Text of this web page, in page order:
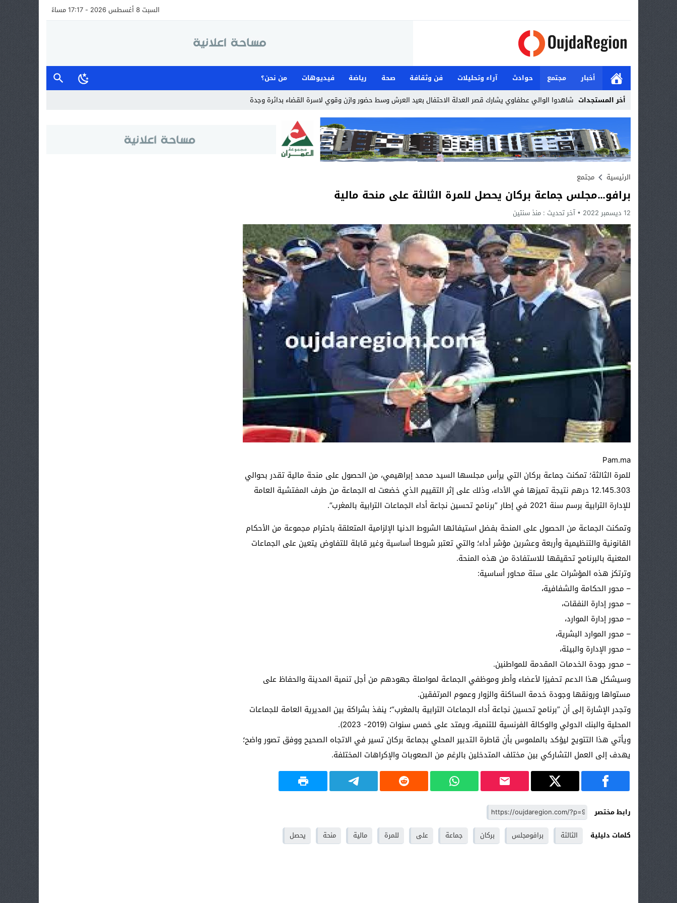
السبت 8 أغسطس 2026 - 17:17 مساءً
أخبار مجتمع حوادث آراء وتحليلات فن وثقافة صحة رياضة فيديوهات
من نحن؟
أخر المستجدات شاهدوا الوالي عطفاوي يشارك قصر العدلة الاحتفال بعيد العرش وسط حضور وازن وقوي لاسرة القضاء بدائرة وجدة
Stop
Previous
Next
الرئيسية
مجتمع
برافو…مجلس جماعة بركان يحصل للمرة الثالثة على منحة مالية
12 ديسمبر 2022 آخر تحديث : منذ سنتين
Pam.ma
للمرة الثالثة؛ تمكنت جماعة بركان التي يرأس مجلسها السيد محمد إبراهيمي، من الحصول على منحة مالية تقدر بحوالي
12.145.303 درهم نتيجة تميزها في الأداء، وذلك على إثر التقييم الذي خضعت له الجماعة من طرف المفتشية العامة
للإدارة الترابية برسم سنة 2021 في إطار ”برنامج تحسين نجاعة أداء الجماعات الترابية بالمغرب“.
وتمكنت الجماعة من الحصول على المنحة بفضل استيفائها الشروط الدنيا الإلزامية المتعلقة باحترام مجموعة من الأحكام
القانونية والتنظيمية وأربعة وعشرين مؤشر أداء؛ والتي تعتبر شروطا أساسية وغير قابلة للتفاوض يتعين على الجماعات
المعنية بالبرنامج تحقيقها للاستفادة من هذه المنحة.
وترتكز هذه المؤشرات على ستة محاور أساسية:
– محور الحكامة والشفافية،
– محور إدارة النفقات،
– محور إدارة الموارد،
– محور الموارد البشرية،
– محور الإدارة والبيئة،
– محور جودة الخدمات المقدمة للمواطنين.
وسيشكل هذا الدعم تحفيزا لأعضاء وأطر وموظفي الجماعة لمواصلة جهودهم من أجل تنمية المدينة والحفاظ على
مستواها ورونقها وجودة خدمة الساكنة والزوار وعموم المرتفقين.
وتجدر الإشارة إلى أن ”برنامج تحسين نجاعة أداء الجماعات الترابية بالمغرب“؛ ينفذ بشراكة بين المديرية العامة للجماعات
المحلية والبنك الدولي والوكالة الفرنسية للتنمية، ويمتد على خمس سنوات (2019- 2023).
ويأتي هذا التتويج ليؤكد بالملموس بأن قاطرة التدبير المحلي بجماعة بركان تسير في الاتجاه الصحيح ووفق تصور واضح؛
يهدف إلى العمل التشاركي بين مختلف المتدخلين بالرغم من الصعوبات والإكراهات المختلفة.
رابط مختصر
كلمات دليلية
الثالثة برافومجلس بركان جماعة على للمرة مالية منحة يحصل